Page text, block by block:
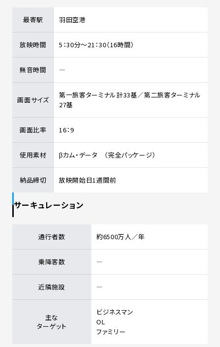
最寄駅 羽田空港
放映時間 5：30分～21：30（16時間）
無音時間 ―
画面サイズ
第一旅客ターミナル計33基／第二旅客ターミナル
27基
画面比率 16：9
使用素材 βカム・データ （完全パッケージ）
納品締切 放映開始日1週間前
サーキュレーション
通行者数 約6500万人／年
乗降客数 ―
近隣施設 ―
主な
ターゲット
ビジネスマン
OL
ファミリー